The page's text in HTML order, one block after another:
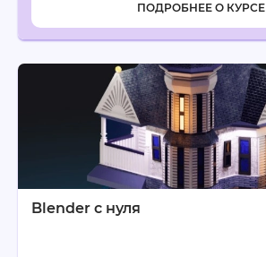
ПОДРОБНЕЕ О КУРСЕ
Blender с нуля